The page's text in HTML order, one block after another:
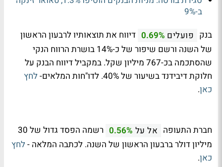
ב-9%
בנק פועלים 0.69% דיווח את תוצאותיו לרבעון הראשון
של השנה ורשם שיפור של כ-14% בושרת הרווח הנקי
שהסתכמה בכ-767 מיליון שקל. במקביל דיווח הבנק על
חלוקת דיבידנד בשיעור של 40%. לדו"חות המלאים-
לחץ
כאן.
חברת התעופה אל על 0.56%
רשמה הפסד גדול של 30
מיליון דולר ברבעון הראשון של השנה. לכתבה המלאה - לחץ
כאן.